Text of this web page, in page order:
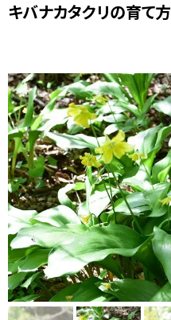
キバナカタクリの育て